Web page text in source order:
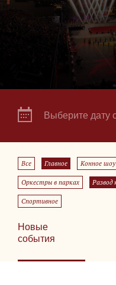
Выберите дату
Все Главное Конное шоу
Оркестры в парках Развод
Спортивное
Новые
события